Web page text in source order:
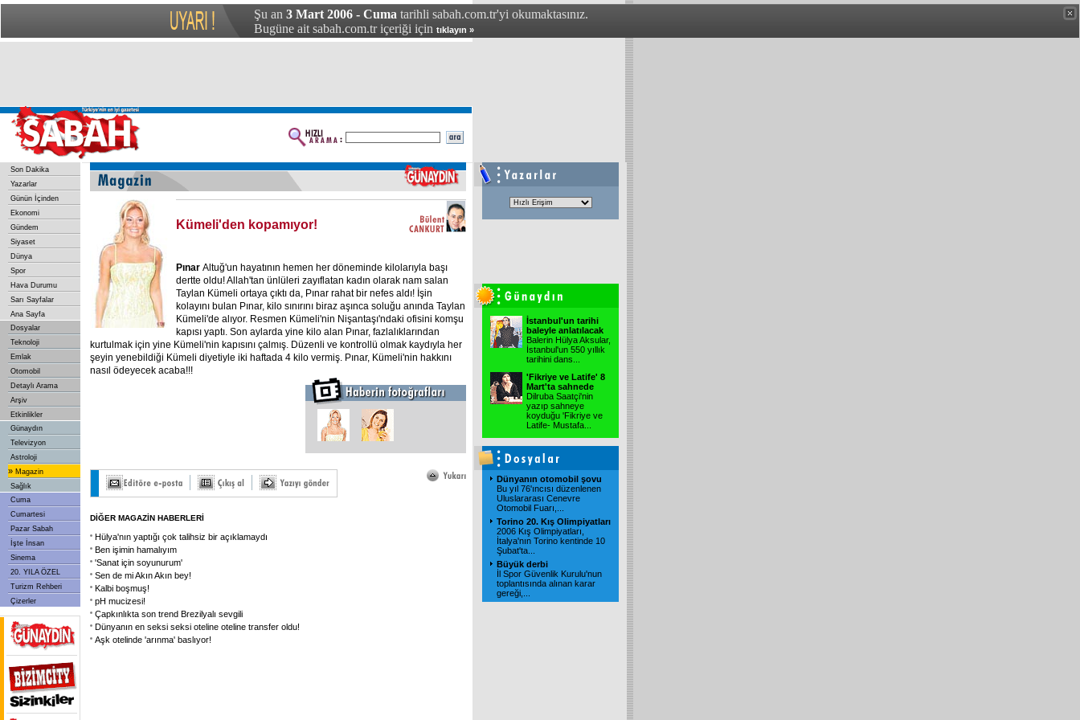
Şu an 3 Mart 2006 - Cuma tarihli sabah.com.tr'yi okumaktasınız.
Bugüne ait sabah.com.tr içeriği için tıklayın »
Son Dakika
Yazarlar
Günün İçinden
Ekonomi
Gündem
Siyaset
Dünya
Spor
Hava Durumu
Sarı Sayfalar
Ana Sayfa
Dosyalar
Teknoloji
Emlak
Otomobil
Detaylı Arama
Arşiv
Etkinlikler
Günaydın
Televizyon
Astroloji
» Magazin
Sağlık
Cuma
Cumartesi
Pazar Sabah
İşte İnsan
Sinema
20. YILA ÖZEL
Turizm Rehberi
Çizerler
Kümeli'den kopamıyor!
Pınar Altuğ'un hayatının hemen her döneminde kilolarıyla başı
dertte oldu! Allah'tan ünlüleri zayıflatan kadın olarak nam salan
Taylan Kümeli ortaya çıktı da, Pınar rahat bir nefes aldı! İşin
kolayını bulan Pınar, kilo sınırını biraz aşınca soluğu anında Taylan
Kümeli'de alıyor. Resmen Kümeli'nin Nişantaşı'ndaki ofisini komşu
kapısı yaptı. Son aylarda yine kilo alan Pınar, fazlalıklarından
kurtulmak için yine Kümeli'nin kapısını çalmış. Düzenli ve kontrollü olmak kaydıyla her
şeyin yenebildiği Kümeli diyetiyle iki haftada 4 kilo vermiş. Pınar, Kümeli'nin hakkını
nasıl ödeyecek acaba!!!
DİĞER MAGAZİN HABERLERİ
Hülya'nın yaptığı çok talihsiz bir açıklamaydı
Ben işimin hamalıyım
'Sanat için soyunurum'
Sen de mi Akın Akın bey!
Kalbi boşmuş!
pH mucizesi!
Çapkınlıkta son trend Brezilyalı sevgili
Dünyanın en seksi seksi oteline oteline transfer oldu!
Aşk otelinde 'arınma' baslıyor!
İstanbul'un tarihi
baleyle anlatılacak
Balerin Hülya Aksular,
İstanbul'un 550 yıllık
tarihini dans
'Fikriye ve Latife' 8
Mart'ta sahnede
Dilruba Saatçi'nin
yazıp sahneye
koyduğu 'Fikriye ve
Latife- Mustafa
Dünyanın otomobil şovu
Bu yıl 76'ıncısı düzenlenen
Uluslararası Cenevre
Otomobil Fuarı,
Torino 20. Kış Olimpiyatları
2006 Kış Olimpiyatları,
İtalya'nın Torino kentinde 10
Şubat'ta
Büyük derbi
İl Spor Güvenlik Kurulu'nun
toplantısında alınan karar
gereği,